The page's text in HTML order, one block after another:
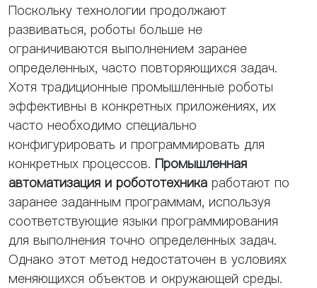
Поскольку технологии продолжают
развиваться, роботы больше не
ограничиваются выполнением заранее
определенных, часто повторяющихся задач.
Хотя традиционные промышленные роботы
эффективны в конкретных приложениях, их
часто необходимо специально
конфигурировать и программировать для
конкретных процессов. Промышленная
автоматизация и робототехника работают по
заранее заданным программам, используя
соответствующие языки программирования
для выполнения точно определенных задач.
Однако этот метод недостаточен в условиях
меняющихся объектов и окружающей среды.